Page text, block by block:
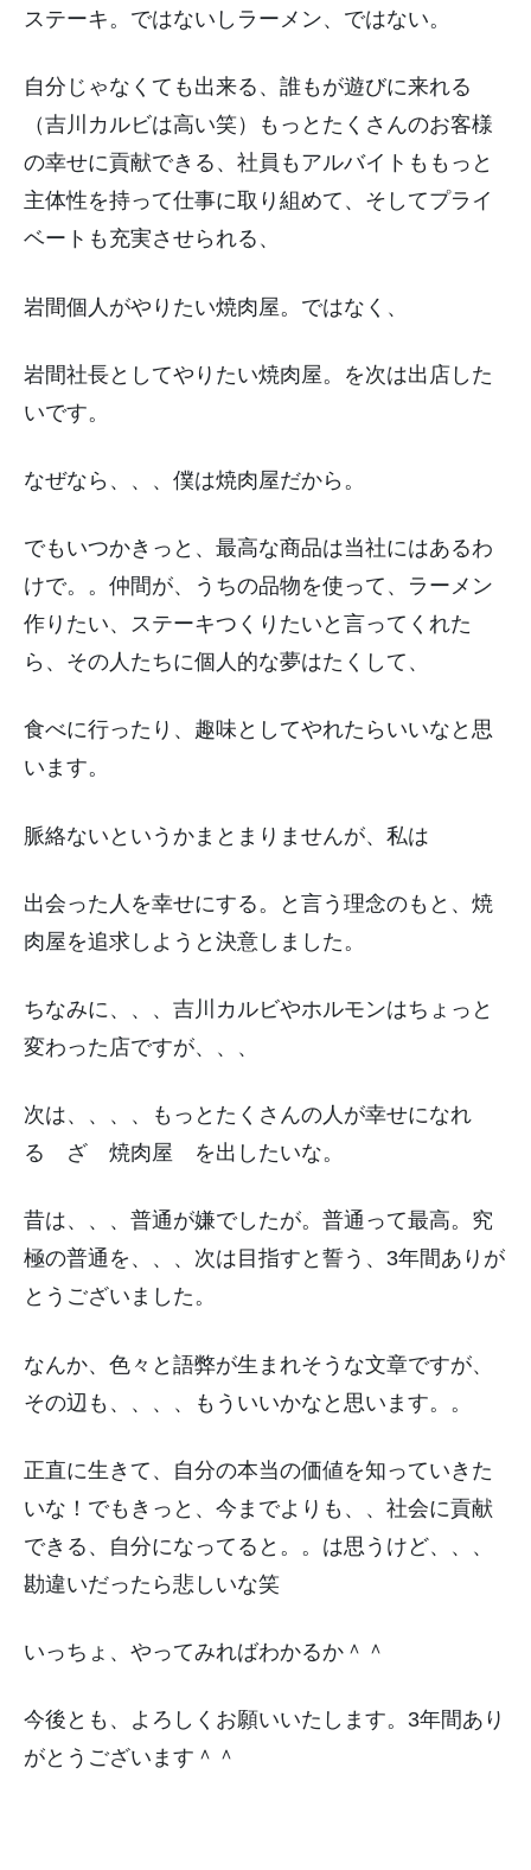
ステーキ。ではないしラーメン、ではない。
自分じゃなくても出来る、誰もが遊びに来れる
（吉川カルビは高い笑）もっとたくさんのお客様
の幸せに貢献できる、社員もアルバイトももっと
主体性を持って仕事に取り組めて、そしてプライ
ベートも充実させられる、
岩間個人がやりたい焼肉屋。ではなく、
岩間社長としてやりたい焼肉屋。を次は出店した
いです。
なぜなら、、、僕は焼肉屋だから。
でもいつかきっと、最高な商品は当社にはあるわ
けで。。仲間が、うちの品物を使って、ラーメン
作りたい、ステーキつくりたいと言ってくれた
ら、その人たちに個人的な夢はたくして、
食べに行ったり、趣味としてやれたらいいなと思
います。
脈絡ないというかまとまりませんが、私は
出会った人を幸せにする。と言う理念のもと、焼
肉屋を追求しようと決意しました。
ちなみに、、、吉川カルビやホルモンはちょっと
変わった店ですが、、、
次は、、、、もっとたくさんの人が幸せになれ
る ざ 焼肉屋 を出したいな。
昔は、、、普通が嫌でしたが。普通って最高。究
極の普通を、、、次は目指すと誓う、3年間ありが
とうございました。
なんか、色々と語弊が生まれそうな文章ですが、
その辺も、、、、もういいかなと思います。。
正直に生きて、自分の本当の価値を知っていきた
いな！でもきっと、今までよりも、、社会に貢献
できる、自分になってると。。は思うけど、、、
勘違いだったら悲しいな笑
いっちょ、やってみればわかるか＾＾
今後とも、よろしくお願いいたします。3年間あり
がとうございます＾＾